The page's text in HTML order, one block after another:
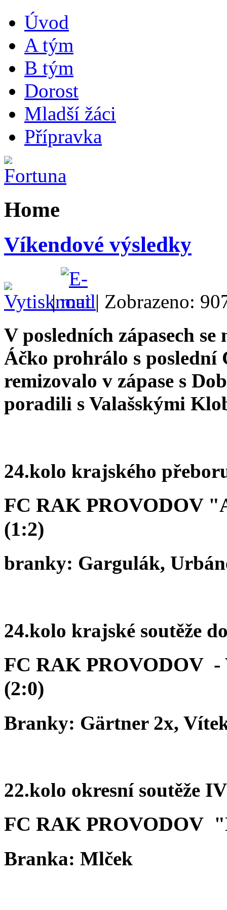
Úvod
A tým
B tým
Dorost
Mladší žáci
Přípravka
Home
Víkendové výsledky
|
| Zobrazeno:
V posledních zápasech
Áčko prohrálo s poslední
remizovalo v zápase s
poradili s Valašskými
24.kolo krajského
FC RAK PROVODOV
(1:2)
branky: Gargulák,
24.kolo krajské soutěže
FC RAK PROVODOV
(2:0)
Branky: Gärtner 2x,
22.kolo okresní soutěže
FC RAK PROVODOV
Branka: Mlček